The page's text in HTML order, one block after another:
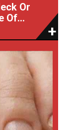
Or
Of...